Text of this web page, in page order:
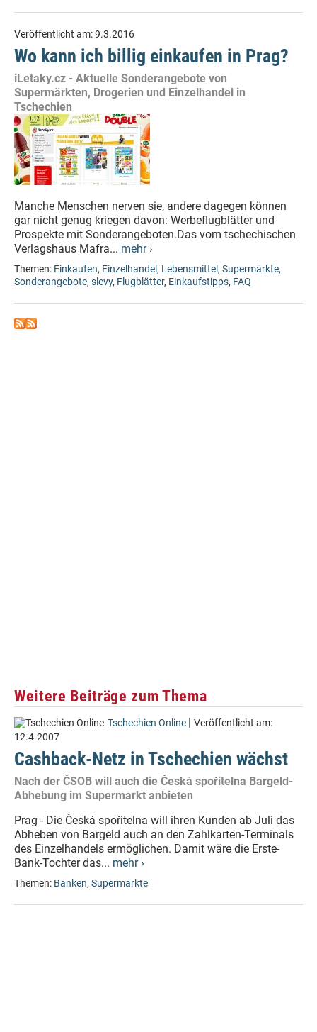
Veröffentlicht am:9.3.2016
Wo kann ich billig einkaufen in Prag?
iLetaky.cz - Aktuelle Sonderangebote von
Supermärkten, Drogerien und Einzelhandel in
Tschechien
Manche Menschen nerven sie, andere dagegen können
gar nicht genug kriegen davon: Werbeflugblätter und
Prospekte mit Sonderangeboten.Das vom tschechischen
Verlagshaus Mafra... mehr ›
Themen: Einkaufen, Einzelhandel, Lebensmittel, Supermärkte,
Sonderangebote, slevy, Flugblätter, Einkaufstipps, FAQ
Weitere Beiträge zum Thema
Tschechien Online | Veröffentlicht am:
12.4.2007
Cashback-Netz in Tschechien wächst
Nach der ČSOB will auch die Česká spořitelna Bargeld-
Abhebung im Supermarkt anbieten
Prag - Die Česká spořitelna will ihren Kunden ab Juli das
Abheben von Bargeld auch an den Zahlkarten-Terminals
des Einzelhandels ermöglichen. Damit wäre die Erste-
Bank-Tochter das... mehr ›
Themen: Banken, Supermärkte